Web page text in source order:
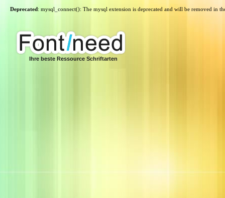
Deprecated: mysql_connect(): The mysql extension is deprecated and will be removed in
Ihre beste Ressource Schriftarten